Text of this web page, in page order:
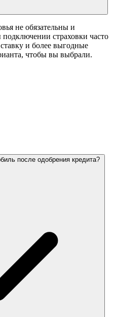
не обязательны и
страховки часто
и более выгодные
чтобы вы выбрали.
после одобрения кредита?